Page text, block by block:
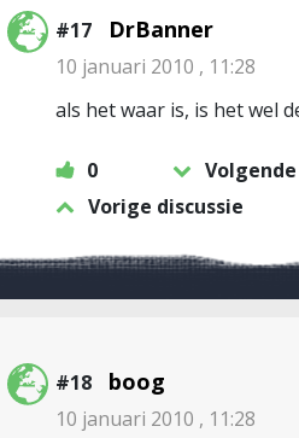
#17 DrBanner
10 januari 2010 , 11:28
als het waar is, is het wel
0
Vorige discussie
#18 boog
10 januari 2010 , 11:28